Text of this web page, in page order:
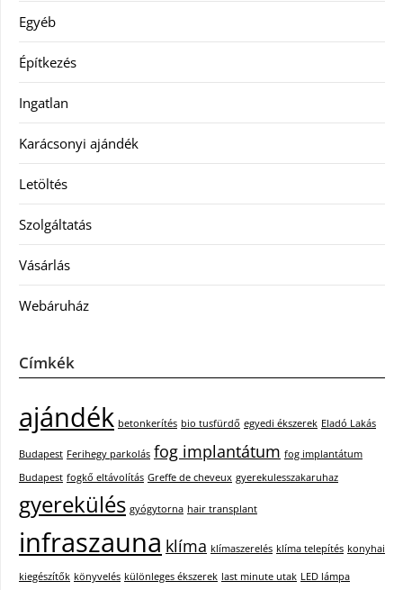
Egyéb
Építkezés
Ingatlan
Karácsonyi ajándék
Letöltés
Szolgáltatás
Vásárlás
Webáruház
Címkék
ajándék betonkerítés bio tusfürdő egyedi ékszerek Eladó Lakás
Budapest Ferihegy parkolás fog implantátum fog implantátum
Budapest fogkő eltávolítás Greffe de cheveux gyerekulesszakaruhaz
gyerekülés gyógytorna hair transplant
infraszauna klíma klímaszerelés klíma telepítés konyhai
kiegészítők könyvelés különleges ékszerek last minute utak LED lámpa